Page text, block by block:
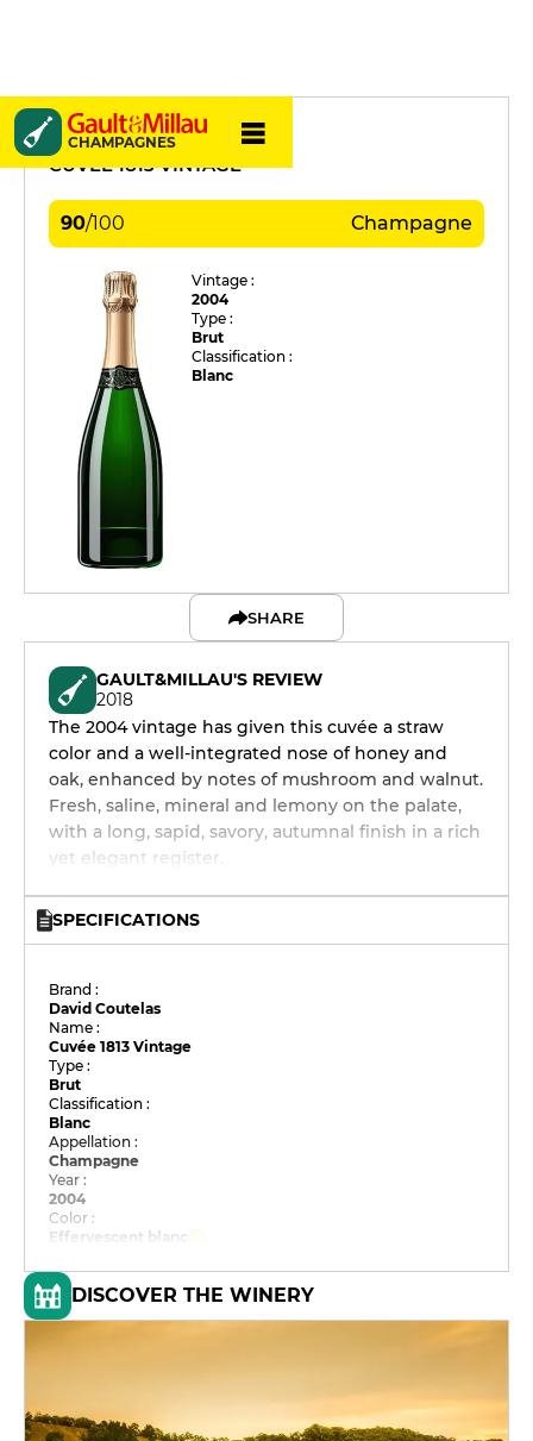
CHAMPAGNES
David Coutelas
CUVÉE 1813 VINTAGE
90/100 Champagne
Vintage :
2004
Type :
Brut
Classification :
Blanc
SHARE
GAULT&MILLAU'S REVIEW
2018
The 2004 vintage has given this cuvée a straw
color and a well-integrated nose of honey and
oak, enhanced by notes of mushroom and walnut.
Fresh, saline, mineral and lemony on the palate,
with a long, sapid, savory, autumnal finish in a rich
yet elegant register.
SPECIFICATIONS
Brand :
David Coutelas
Name :
Cuvée 1813 Vintage
Type :
Brut
Classification :
Blanc
Appellation :
Champagne
Year :
2004
Color :
Effervescent blanc
DISCOVER THE WINERY